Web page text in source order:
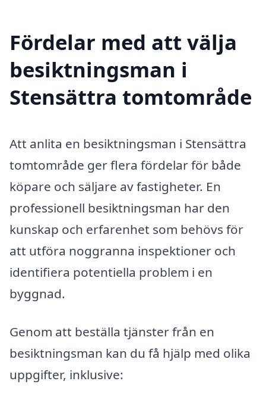
Fördelar med att välja
besiktningsman i
Stensättra tomtområde
Att anlita en besiktningsman i Stensättra
tomtområde ger flera fördelar för både
köpare och säljare av fastigheter. En
professionell besiktningsman har den
kunskap och erfarenhet som behövs för
att utföra noggranna inspektioner och
identifiera potentiella problem i en
byggnad.
Genom att beställa tjänster från en
besiktningsman kan du få hjälp med olika
uppgifter, inklusive: